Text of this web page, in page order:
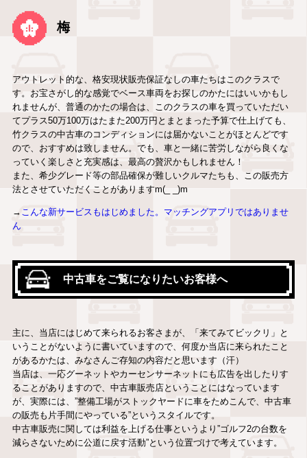
梅
アウトレット的な、格安現状販売保証なしの車たちはこのクラスで
す。お宝さがし的な感覚でベース車両をお探しのかたにはいいかもし
れませんが、普通のかたの場合は、このクラスの車を買っていただい
てプラス50万100万はたまた200万円とまとまった予算で仕上げても、
竹クラスの中古車のコンディションには届かないことがほとんどです
ので、おすすめは致しません。でも、車と一緒に苦労しながら良くな
っていく楽しさと充実感は、最高の贅沢かもしれません！
また、希少グレード等の部品確保が難しいクルマたちも、この販売方
法とさせていただくことがありますm(_ _)m
→ こんな新サービスもはじめました。マッチングアプリではありませ
ん
中古車をご覧になりたいお客様へ
主に、当店にはじめて来られるお客さまが、「来てみてビックリ」と
いうことがないように書いていますので、何度か当店に来られたこと
があるかたは、みなさんご存知の内容だと思います（汗）
当店は、一応グーネットやカーセンサーネットにも広告を出したりす
ることがありますので、中古車販売店ということにはなっています
が、実際には、”整備工場がストックヤードに車をためこんで、中古車
の販売も片手間にやっている”というスタイルです。
中古車販売に関しては利益を上げる仕事というより”ゴルフ2の台数を
減らさないために公道に戻す活動”という位置づけで考えています。